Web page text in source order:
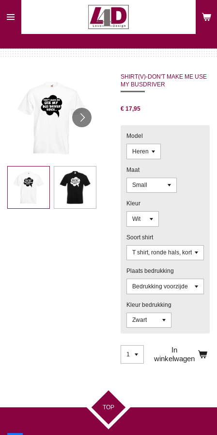
direct
hoofdinhoud
SHIRT(V)-DON'T MAKE ME USE
MY BUSDRIVER
€ 17,95
Model
Maat
Kleur
Soort shirt
Plaats bedrukking
Kleur bedrukking
In
winkelwagen
TOP